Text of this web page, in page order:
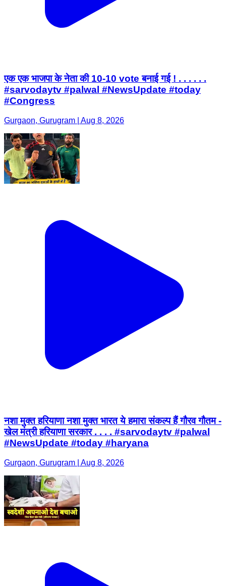
एक एक भाजपा के नेता की 10-10 vote बनाई गई ! . . . . . .
#sarvodaytv #palwal #NewsUpdate #today
#Congress
Gurgaon, Gurugram | Aug 8, 2026
नशा मुक्त हरियाणा नशा मुक्त भारत ये हमारा संकल्प हैं गौरव गौतम -
खेल मंत्री हरियाणा सरकार . . . . #sarvodaytv #palwal
#NewsUpdate #today #haryana
Gurgaon, Gurugram | Aug 8, 2026